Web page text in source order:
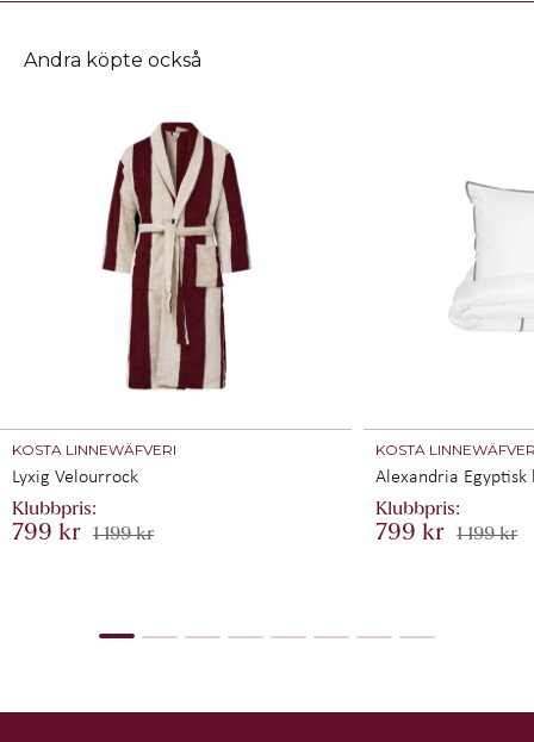
Andra köpte också
Lyxig Velourrock
KOSTA LINNEWÄFVERI
799 kr 1 199 kr
Alexandria
KOSTA
799 kr 1 199 kr